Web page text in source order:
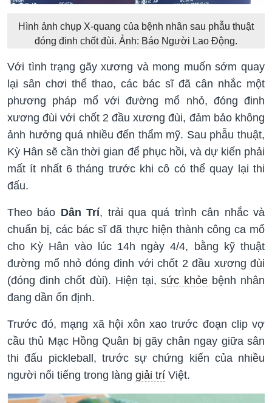
Hình ảnh chụp X-quang của bệnh nhân sau phẫu thuật
đóng đinh chốt đùi. Ảnh: Báo Người Lao Động.
Với tình trạng gãy xương và mong muốn sớm quay
lại sân chơi thể thao, các bác sĩ đã cân nhắc một
phương pháp mổ với đường mổ nhỏ, đóng đinh
xương đùi với chốt 2 đầu xương đùi, đảm bảo không
ảnh hưởng quá nhiều đến thẩm mỹ. Sau phẫu thuật,
Kỳ Hân sẽ cần thời gian để phục hồi, và dự kiến phải
mất ít nhất 6 tháng trước khi cô có thể quay lại thi
đấu.
Theo báo Dân Trí, trải qua quá trình cân nhắc và
chuẩn bị, các bác sĩ đã thực hiện thành công ca mổ
cho Kỳ Hân vào lúc 14h ngày 4/4, bằng kỹ thuật
đường mổ nhỏ đóng đinh với chốt 2 đầu xương đùi
(đóng đinh chốt đùi). Hiện tại,sức khỏebệnh nhân
đang dần ổn định.
Trước đó, mạng xã hội xôn xao trước đoạn clip vợ
cầu thủ Mạc Hồng Quân bị gãy chân ngay giữa sân
thi đấu pickleball, trước sự chứng kiến của nhiều
người nổi tiếng trong làng giải trí Việt.